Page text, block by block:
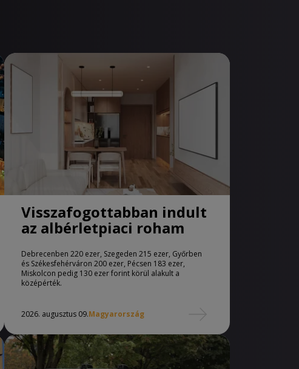
Visszafogottabban indult
az albérletpiaci roham
Debrecenben 220 ezer, Szegeden 215 ezer, Győrben
és Székesfehérváron 200 ezer, Pécsen 183 ezer,
Miskolcon pedig 130 ezer forint körül alakult a
középérték.
2026. augusztus 09.Magyarország